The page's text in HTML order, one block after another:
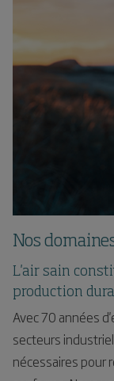
Nos
L'air sain
production
Avec 70 années
secteurs
nécessaires pour